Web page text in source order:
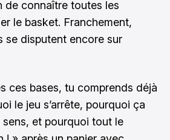
de connaître toutes les
le basket. Franchement,
se disputent encore sur
ces bases, tu comprends déjà
le jeu s’arrête, pourquoi ça
sens, et pourquoi tout le